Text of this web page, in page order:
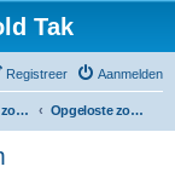
Tak
Aanmelden
Registreer
Opgeloste zoekplaatjes in Gelderland Opgeloste zoekplaatjes in Arnhem